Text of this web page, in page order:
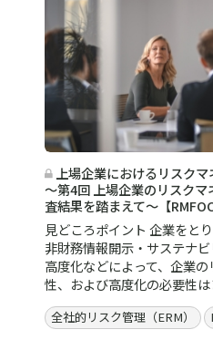
上場企業におけるリスク
～第4回 上場企業のリスク
査結果を踏まえて～【
見どころポイント 企業をと
非財務情報開示・サステナ
高度化などによって、企業
性、および高度化の必要性
全社的リスク管理（ERM）